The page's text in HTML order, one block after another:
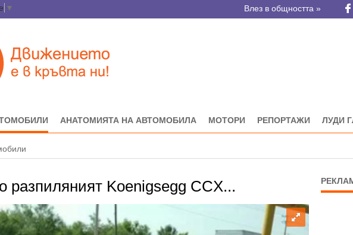
▼ Влез в общността »
АНАТОМИЯТА НА АВТОМОБИЛА МОТОРИ РЕПОРТАЖИ ЛУДИ
разпиляният Koenigsegg CCX...